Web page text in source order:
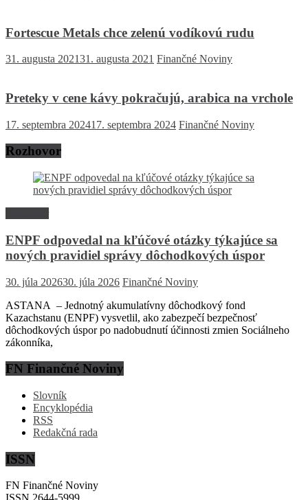
Fortescue Metals chce zelenú vodíkovú rudu
31. augusta 202131. augusta 2021 Finančné Noviny
Preteky v cene kávy pokračujú, arabica na vrchole
17. septembra 202417. septembra 2024 Finančné Noviny
Rozhovor
ENPF odpovedal na kľúčové otázky týkajúce sa
nových pravidiel správy dôchodkových úspor
30. júla 202630. júla 2026 Finančné Noviny
ASTANA – Jednotný akumulatívny dôchodkový fond
Kazachstanu (ENPF) vysvetlil, ako zabezpečí bezpečnosť
dôchodkových úspor po nadobudnutí účinnosti zmien Sociálneho
zákonníka,
FN Finančné Noviny
Slovník
Encyklopédia
RSS
Redakčná rada
ISSN
FN Finančné Noviny